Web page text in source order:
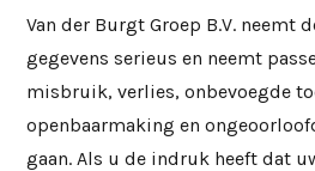
Van der Burgt Groep B.V. neemt
gegevens serieus en neemt
misbruik, verlies, onbevoegde
openbaarmaking en
gaan. Als u de indruk heeft dat